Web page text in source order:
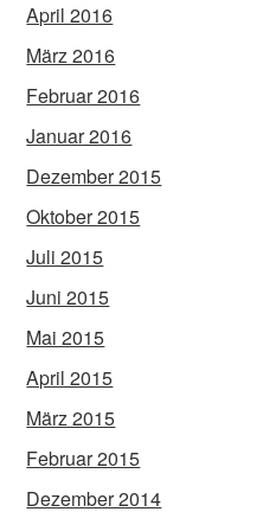
April 2016
März 2016
Februar 2016
Januar 2016
Dezember 2015
Oktober 2015
Juli 2015
Juni 2015
Mai 2015
April 2015
März 2015
Februar 2015
Dezember 2014